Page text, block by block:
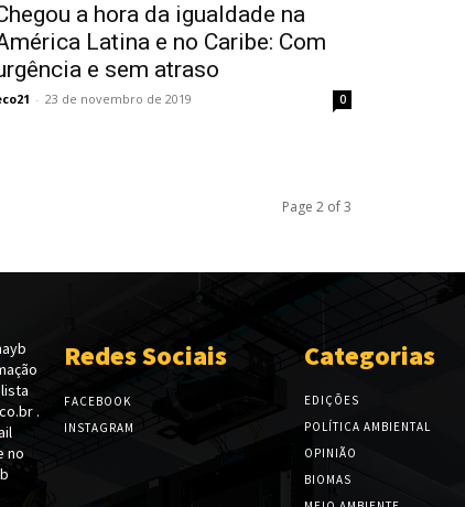
a hora da igualdade na
Latina e no Caribe: Com
e sem atraso
- 23 de novembro de 2019 0
Page 2 of 3
.
no
Redes Sociais
FACEBOOK
INSTAGRAM
Categorias
EDIÇÕES
POLÍTICA AMBIENTAL
OPINIÃO
BIOMAS